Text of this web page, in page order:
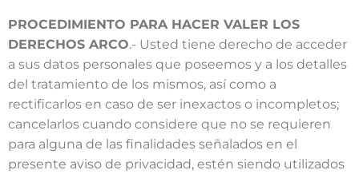
PROCEDIMIENTO PARA HACER VALER LOS
DERECHOS ARCO.- Usted tiene derecho de acceder
a sus datos personales que poseemos y a los detalles
del tratamiento de los mismos, así como a
rectificarlos en caso de ser inexactos o incompletos;
cancelarlos cuando considere que no se requieren
para alguna de las finalidades señalados en el
presente aviso de privacidad, estén siendo utilizados